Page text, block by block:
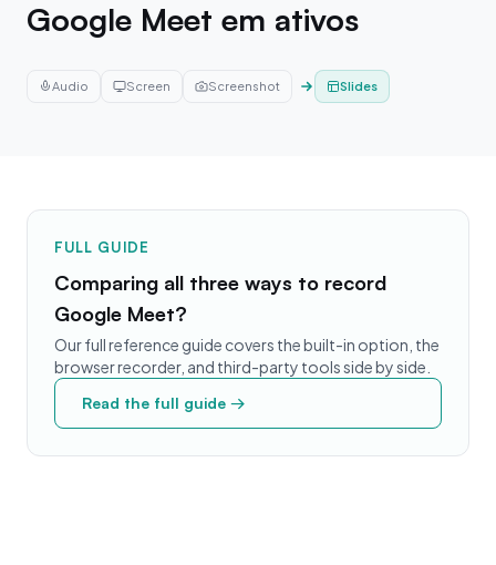
Google Meet em ativos
Audio Screen Screenshot Slides
FULL GUIDE
Comparing all three ways to record
Google Meet?
Our full reference guide covers the built-in option, the
browser recorder, and third-party tools side by side.
Read the full guide →